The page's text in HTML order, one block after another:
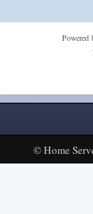
Powered
©Home